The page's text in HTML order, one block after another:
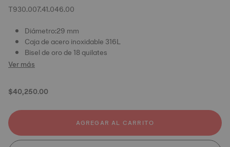
T930.007.41.046.00
Diámetro:29 mm
Caja de acero inoxidable 316L
Bisel de oro de 18 quilates
Ver más
$40,250.00
AGREGAR AL CARRITO